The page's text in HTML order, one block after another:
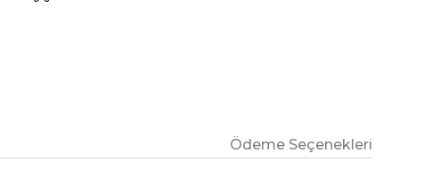
Ödeme Seçenekleri